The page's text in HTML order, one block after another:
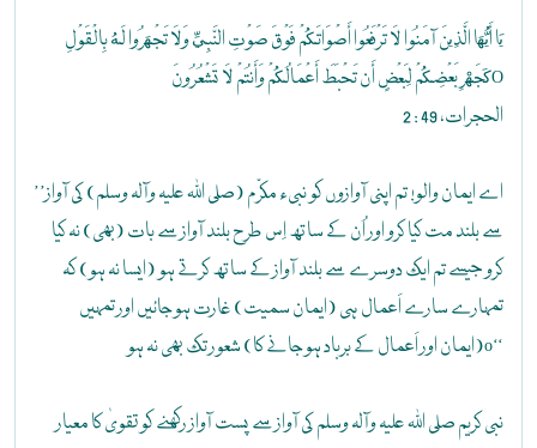
يَا أَيُّهَا الَّذِينَ آمَنُوا لَا تَرْفَعُوا أَصْوَاتَكُمْ فَوْقَ صَوْتِ النَّبِيِّ وَلَا تَجْهَرُوا لَهُ بِالْقَوْلِ
كَجَهْرِ بَعْضِكُمْ لِبَعْضٍ أَن تَحْبَطَ أَعْمَالُكُمْ وَأَنتُمْ لَا تَشْعُرُونَO
الحجرات، 49 : 2
’’اے ایمان والو! تم اپنی آوازوں کو نبیء مکرّم (صلی اللہ علیہ وآلہ وسلم) کی آواز
سے بلند مت کیا کرو اور اُن کے ساتھ اِس طرح بلند آواز سے بات (بھی) نہ کیا
کرو جیسے تم ایک دوسرے سے بلند آواز کے ساتھ کرتے ہو (ایسا نہ ہو) کہ
تمہارے سارے اَعمال ہی (ایمان سمیت) غارت ہوجائیں اور تمہیں
(ایمان اور اَعمال کے برباد ہوجانے کا) شعور تک بھی نہ ہوo‘‘
نبی کریم صلی اللہ علیہ وآلہ وسلم کی آواز سے پست آواز رکھنے کو تقویٰ کا معیار